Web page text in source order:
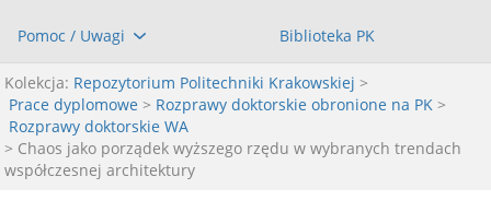
Pomoc / Uwagi Biblioteka PK
Kolekcja: Repozytorium Politechniki Krakowskiej >
Prace dyplomowe > Rozprawy doktorskie obronione na PK >
Rozprawy doktorskie WA
> Chaos jako porządek wyższego rzędu w wybranych trendach
współczesnej architektury